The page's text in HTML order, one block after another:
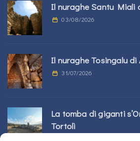
Il nuraghe Santu Miali
03/08/2026
Il nuraghe Tosingalu
31/07/2026
La tomba di giganti
Tortolì